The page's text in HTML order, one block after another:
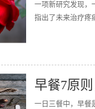
一项新研究发现，
指出了未来治疗疼
早餐7原
一日三餐中，早餐